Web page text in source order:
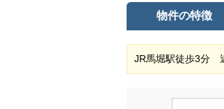
物件の特徴
JR馬堀駅徒歩3分